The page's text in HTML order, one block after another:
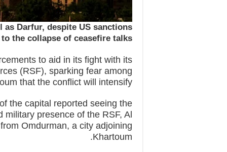
Darfur, despite US sanctions
the collapse of ceasefire talks.
to aid in its fight with its
(RSF), sparking fear among
that the conflict will intensify.
the capital reported seeing the
presence of the RSF, Al
Omdurman, a city adjoining
Khartoum.